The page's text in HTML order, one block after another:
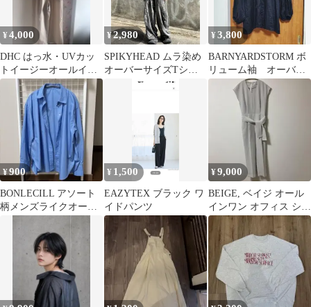
¥4,000
DHC はっ水・UVカッ
トイージーオールイン
ワン
¥2,980
SPIKYHEAD ムラ染め
オーバーサイズTシャ
ツ L グレーアットマー
¥3,800
BARNYARDSTORM ボ
リューム袖 オーバー
サイズ リネン ブラウ
¥900
BONLECILL アソート
柄メンズライクオーバ
¥ 1,500
EAZYTEX ブラック ワ
イドパンツ
¥9,000
BEIGE, ベイジ オール
インワン オフィス シル
エットきれい サイズ2